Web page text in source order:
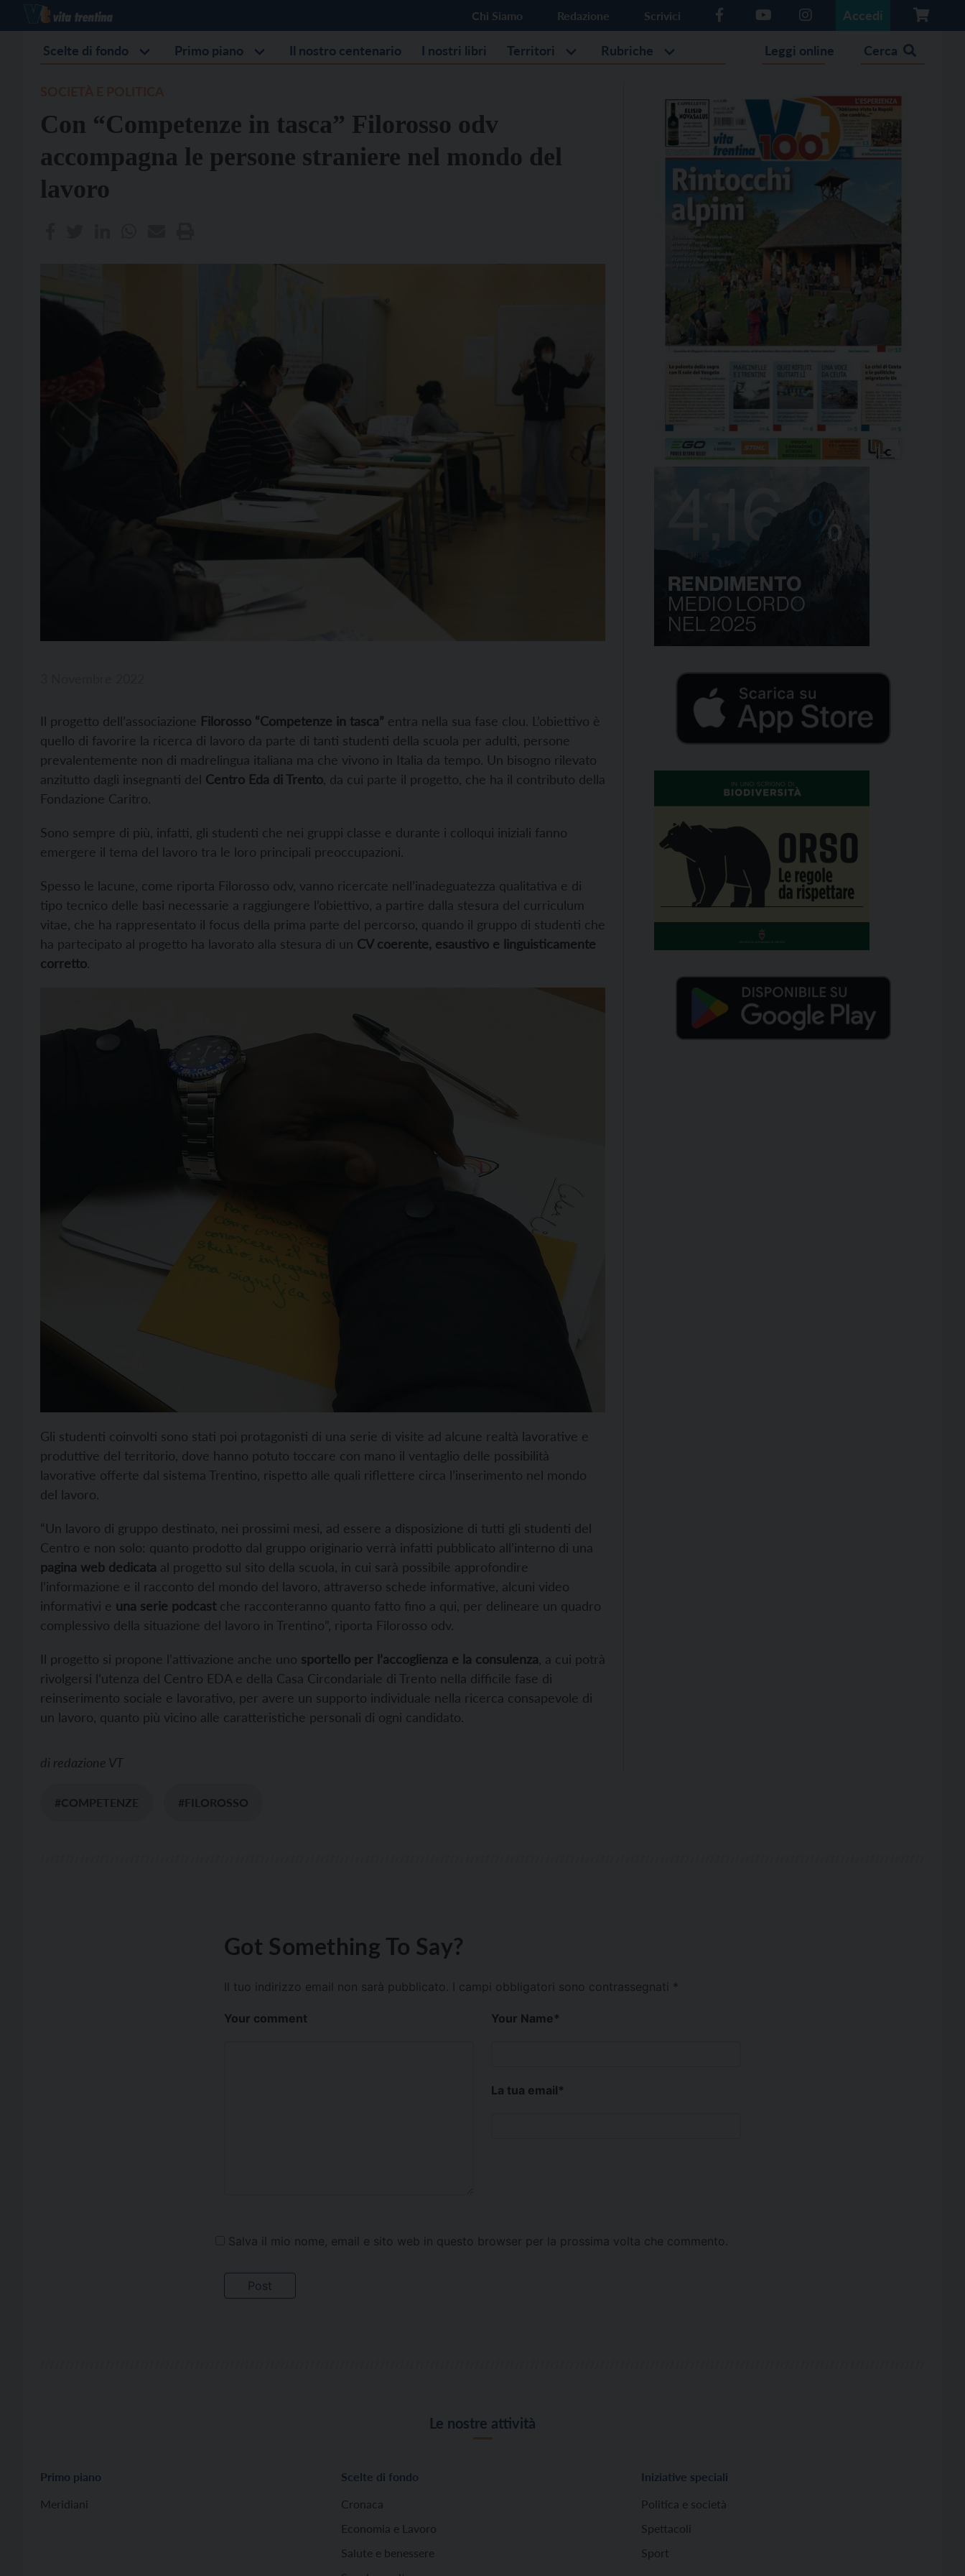
Chi Siamo Redazione Scrivici Accedi
Scelte di fondo Primo piano Il nostro centenario I nostri libri Territori Rubriche Leggi online Cerca
Con “Competenze in tasca” Filorosso odv
accompagna le persone straniere nel mondo del
lavoro
Il progetto dell’associazione Filorosso “Competenze in tasca” entra nella sua fase clou. L’obiettivo è
quello di favorire la ricerca di lavoro da parte di tanti studenti della scuola per adulti, persone
prevalentemente non di madrelingua italiana ma che vivono in Italia da tempo. Un bisogno rilevato
anzitutto dagli insegnanti del Centro Eda di Trento , da cui parte il progetto, che ha il contributo della
Fondazione Caritro.
Sono sempre di più, infatti, gli studenti che nei gruppi classe e durante i colloqui iniziali fanno
emergere il tema del lavoro tra le loro principali preoccupazioni.
Spesso le lacune, come riporta Filorosso odv, vanno ricercate nell’inadeguatezza qualitativa e di
tipo tecnico delle basi necessarie a raggiungere l’obiettivo, a partire dalla stesura del curriculum
vitae, che ha rappresentato il focus della prima parte del percorso, quando il gruppo di studenti che
ha partecipato al progetto ha lavorato alla stesura di un CV coerente, esaustivo e linguisticamente
corretto.
Gli studenti coinvolti sono stati poi protagonisti di una serie di visite ad alcune realtà lavorative e
produttive del territorio, dove hanno potuto toccare con mano il ventaglio delle possibilità
lavorative offerte dal sistema Trentino, rispetto alle quali riflettere circa l’inserimento nel mondo
del lavoro.
“Un lavoro di gruppo destinato, nei prossimi mesi, ad essere a disposizione di tutti gli studenti del
Centro e non solo: quanto prodotto dal gruppo originario verrà infatti pubblicato all’interno di una
pagina web dedicata al progetto sul sito della scuola, in cui sarà possibile approfondire
l’informazione e il racconto del mondo del lavoro, attraverso schede informative, alcuni video
informativi e una serie podcastche racconteranno quanto fatto fino a qui, per delineare un quadro
complessivo della situazione del lavoro in Trentino”, riporta Filorosso odv.
Il progetto si propone l’attivazione anche uno sportello per l’accoglienza e la consulenza , a cui potrà
rivolgersi l’utenza del Centro EDA e della Casa Circondariale di Trento nella difficile fase di
reinserimento sociale e lavorativo, per avere un supporto individuale nella ricerca consapevole di
un lavoro, quanto più vicino alle caratteristiche personali di ogni candidato.
di redazione VT
#COMPETENZE #FILOROSSO
Got Something To Say?
Il tuo indirizzo email non sarà pubblicato. I campi obbligatori sono contrassegnati *
Your comment Your Name*
La tua email*
Salva il mio nome, email e sito web in questo browser per la prossima volta che commento.
Le nostre attività
Primo piano
Meridiani
Scelte di fondo
Cronaca
Economia e Lavoro
Salute e benessere
Iniziative speciali
Politica e società
Spettacoli
Sport